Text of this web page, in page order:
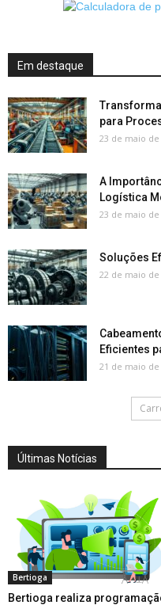
Em destaque
para
23 de maio de
A
Logística
23 de maio de
Soluções
22 de maio de
Eficientes
21 de maio de
Últimas Notícias
Bertioga
Bertioga realiza